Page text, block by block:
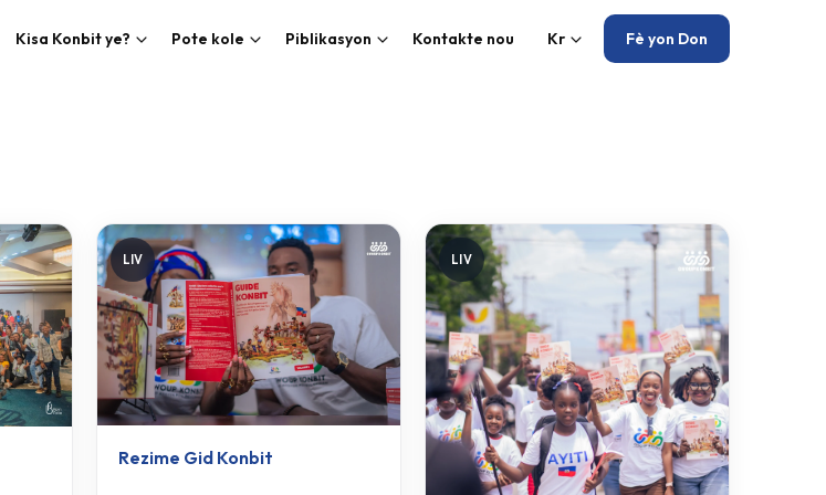
Kisa Konbit ye? Pote kole Piblikasyon Kontakte nou Kr Fè yon Don
LIV
Rezime Gid Konbit
LIV